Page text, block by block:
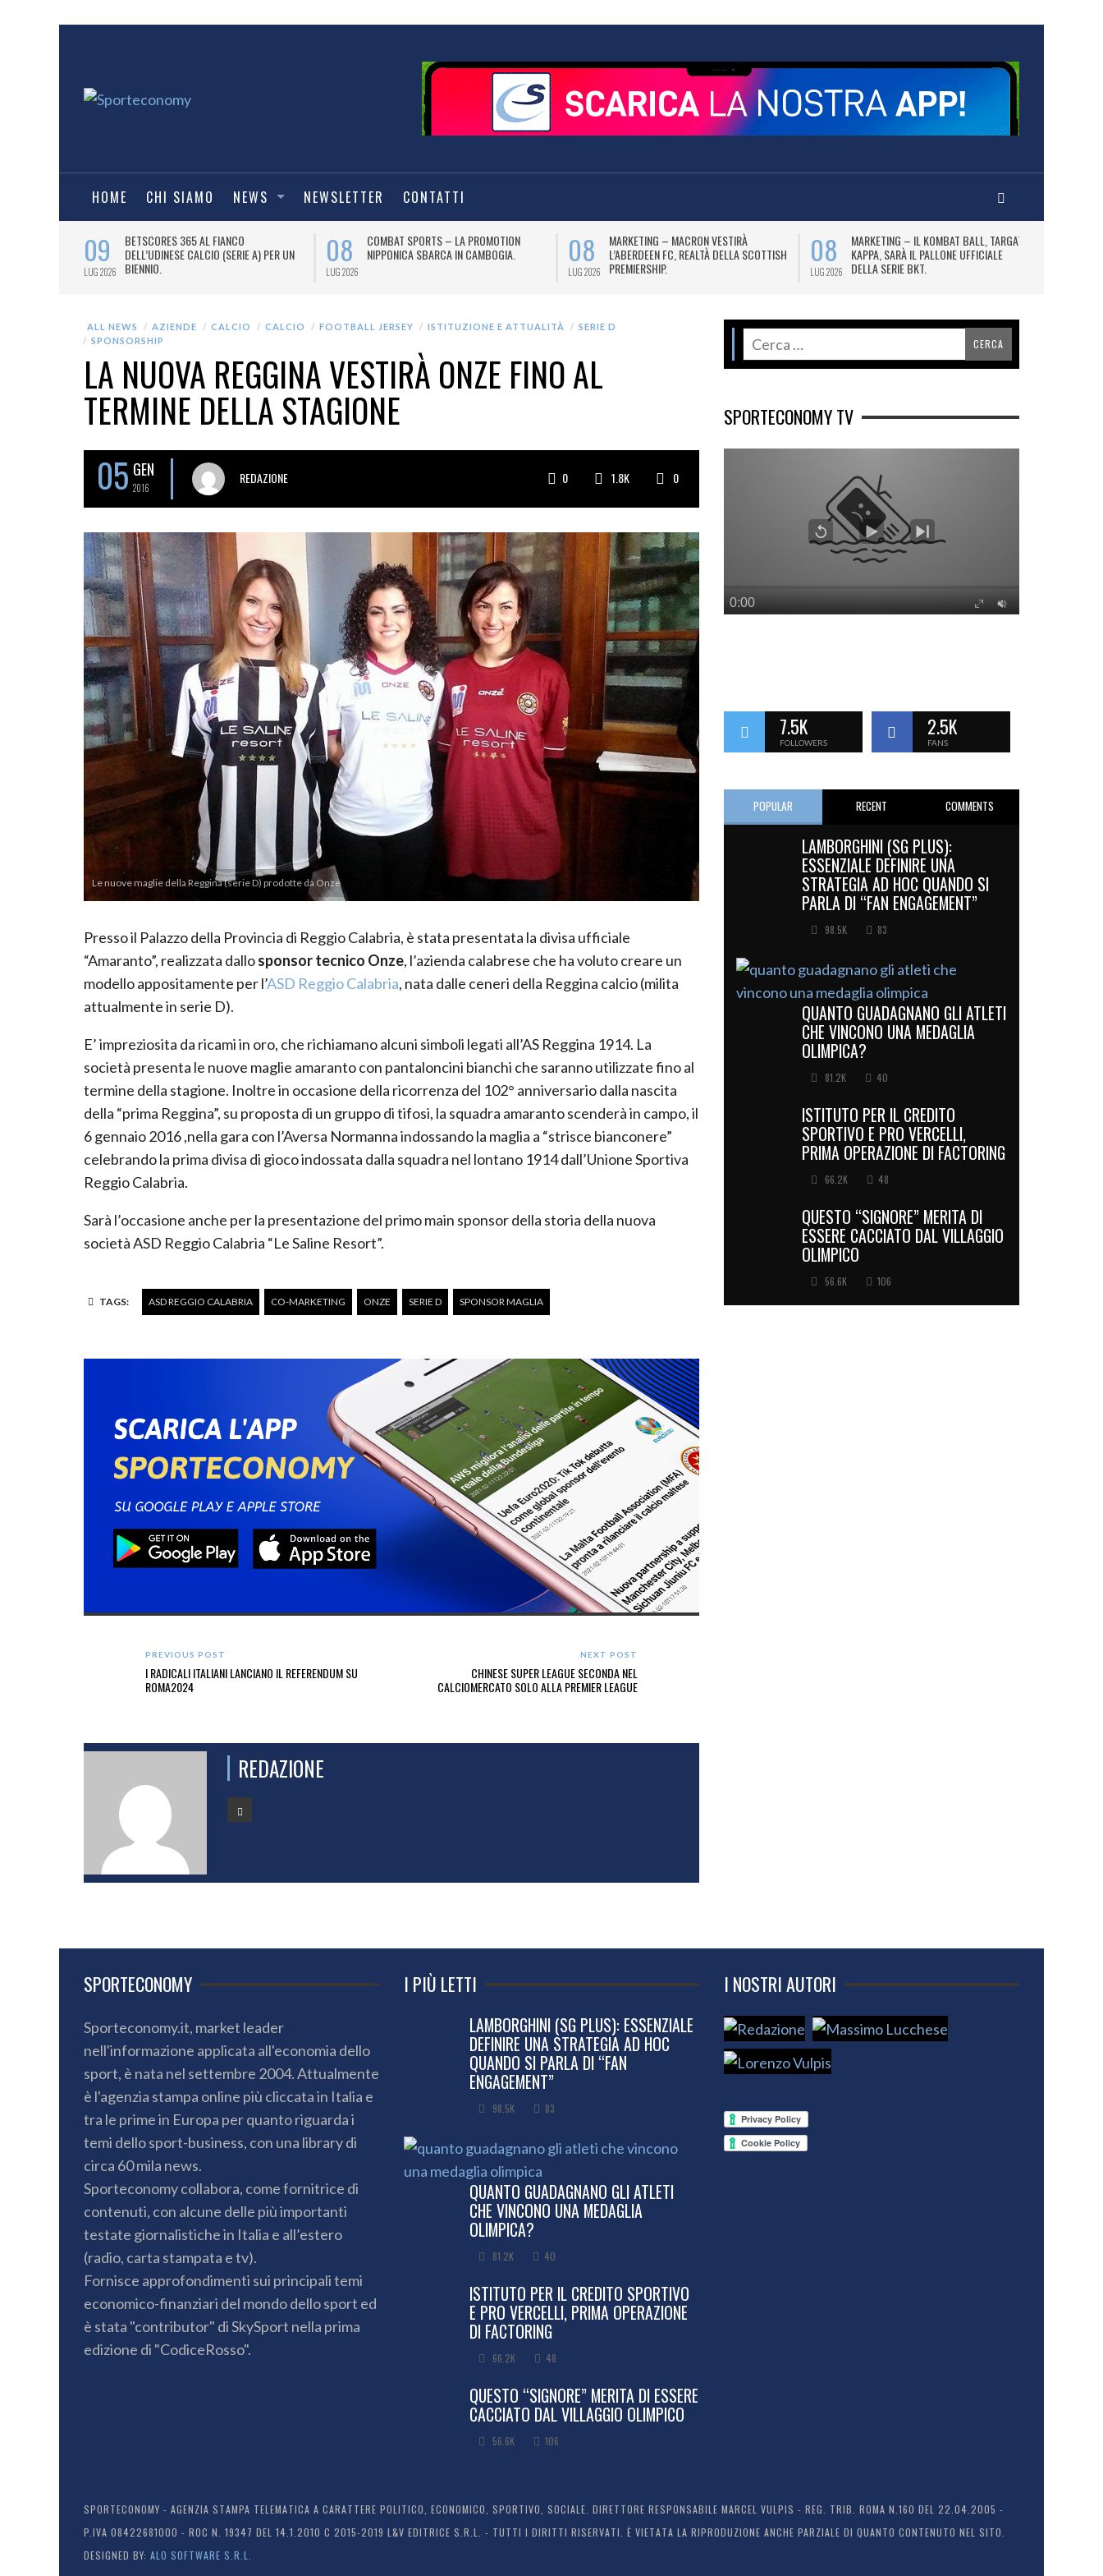
HOME CHI SIAMO NEWS NEWSLETTER CONTATTI
09
LUG 2026
BETSCORES 365 AL FIANCO
DELL’UDINESE CALCIO (SERIE A) PER UN
BIENNIO.
08
LUG 2026
COMBAT SPORTS – LA PROMOTION
NIPPONICA SBARCA IN CAMBOGIA.
08
LUG 2026
MARKETING – MACRON VESTIRÀ
L’ABERDEEN FC, REALTÀ DELLA SCOTTISH
PREMIERSHIP.
08
LUG 2026
MARKETING – IL KOMBAT BALL, TARGATO
KAPPA, SARÀ IL PALLONE UFFICIALE
DELLA SERIE BKT.
ALL NEWS AZIENDE CALCIO CALCIO FOOTBALL JERSEY ISTITUZIONE E ATTUALITÀ
SERIE D
SPONSORSHIP
LA NUOVA REGGINA VESTIRÀ ONZE FINO AL
TERMINE DELLA STAGIONE
05 GEN
2016
REDAZIONE 0 1.8K 0
Le nuove maglie della Reggina (serie D) prodotte da Onze
Presso il Palazzo della Provincia di Reggio Calabria, è stata presentata la divisa ufficiale
“Amaranto”, realizzata dallosponsor tecnico Onze, l’azienda calabrese che ha voluto creare un
modello appositamente per l’ASD Reggio Calabria, nata dalle ceneri della Reggina calcio (milita
attualmente in serie D).
E’ impreziosita da ricami in oro, che richiamano alcuni simboli legati all’AS Reggina 1914. La
società presenta le nuove maglie amaranto con pantaloncini bianchi che saranno utilizzate fino al
termine della stagione. Inoltre in occasione della ricorrenza del 102° anniversario dalla nascita
della “prima Reggina”, su proposta di un gruppo di tifosi, la squadra amaranto scenderà in campo, il
6 gennaio 2016 ,nella gara con l’Aversa Normanna indossando la maglia a “strisce bianconere”
celebrando la prima divisa di gioco indossata dalla squadra nel lontano 1914 dall’Unione Sportiva
Reggio Calabria.
Sarà l’occasione anche per la presentazione del primo main sponsor della storia della nuova
società ASD Reggio Calabria “Le Saline Resort”.
TAGS: ASD REGGIO CALABRIA CO-MARKETING ONZE SERIE D SPONSOR MAGLIA
PREVIOUS POST
I RADICALI ITALIANI LANCIANO IL REFERENDUM SU
ROMA2024
NEXT POST
CHINESE SUPER LEAGUE SECONDA NEL
CALCIOMERCATO SOLO ALLA PREMIER LEAGUE
REDAZIONE
SPORTECONOMY TV
7.5K
FOLLOWERS
2.5K
FANS
POPULAR RECENT COMMENTS
LAMBORGHINI (SG PLUS):
ESSENZIALE DEFINIRE UNA
STRATEGIA AD HOC QUANDO SI
PARLA DI “FAN ENGAGEMENT”
98.5K 83
QUANTO GUADAGNANO GLI ATLETI
CHE VINCONO UNA MEDAGLIA
OLIMPICA?
81.2K 40
ISTITUTO PER IL CREDITO
SPORTIVO E PRO VERCELLI,
PRIMA OPERAZIONE DI FACTORING
66.2K 48
QUESTO “SIGNORE” MERITA DI
ESSERE CACCIATO DAL VILLAGGIO
OLIMPICO
56.6K 106
SPORTECONOMY
Sporteconomy.it, market leader
nell'informazione applicata all'economia dello
sport, è nata nel settembre 2004. Attualmente
è l'agenzia stampa online più cliccata in Italia e
tra le prime in Europa per quanto riguarda i
temi dello sport-business, con una library di
circa 60 mila news.
Sporteconomy collabora, come fornitrice di
contenuti, con alcune delle più importanti
testate giornalistiche in Italia e all’estero
(radio, carta stampata e tv).
Fornisce approfondimenti sui principali temi
economico-finanziari del mondo dello sport ed
è stata "contributor" di SkySport nella prima
edizione di "CodiceRosso".
I PIÙ LETTI
LAMBORGHINI (SG PLUS): ESSENZIALE
DEFINIRE UNA STRATEGIA AD HOC
QUANDO SI PARLA DI “FAN
ENGAGEMENT”
98.5K 83
QUANTO GUADAGNANO GLI ATLETI
CHE VINCONO UNA MEDAGLIA
OLIMPICA?
81.2K 40
ISTITUTO PER IL CREDITO SPORTIVO
E PRO VERCELLI, PRIMA OPERAZIONE
DI FACTORING
66.2K 48
QUESTO “SIGNORE” MERITA DI ESSERE
CACCIATO DAL VILLAGGIO OLIMPICO
56.6K 106
I NOSTRI AUTORI
SPORTECONOMY - AGENZIA STAMPA TELEMATICA A CARATTERE POLITICO, ECONOMICO, SPORTIVO, SOCIALE. DIRETTORE RESPONSABILE MARCEL VULPIS - REG. TRIB. ROMA N.160 DEL 22.04.2005 -
P.IVA 08422681000 - ROC N. 19347 DEL 14.1.2010 C 2015-2019 L&V EDITRICE S.R.L. - TUTTI I DIRITTI RISERVATI. È VIETATA LA RIPRODUZIONE ANCHE PARZIALE DI QUANTO CONTENUTO NEL SITO.
DESIGNED BY: ALO SOFTWARE S.R.L.